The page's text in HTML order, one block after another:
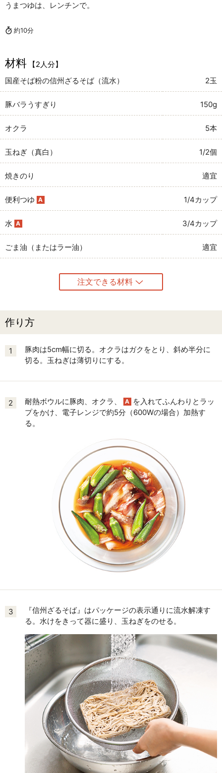
うまつゆは、レンチンで。
約10分
材料
【2人分】
国産そば粉の信州ざるそば（流水）
2玉
豚バラうすぎり 150g
オクラ 5本
玉ねぎ（真白） 1/2個
焼きのり 適宜
便利つゆ A 1/4カップ
水 A 3/4カップ
ごま油（またはラー油） 適宜
注文できる材料
作り方
1
豚肉は5cm幅に切る。オクラはガクをとり、斜め半分に
切る。玉ねぎは薄切りにする。
2 耐熱ボウルに豚肉、オクラ、 A を入れてふんわりとラッ
プをかけ、電子レンジで約5分（600Wの場合）加熱す
る。
3
『信州ざるそば』はパッケージの表示通りに流水解凍す
る。水けをきって器に盛り、玉ねぎをのせる。